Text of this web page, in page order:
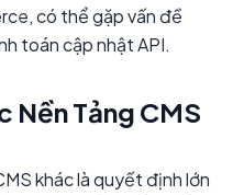
có thể gặp vấn đề
toán cập nhật API.
Nền Tảng CMS
khác là quyết định lớn